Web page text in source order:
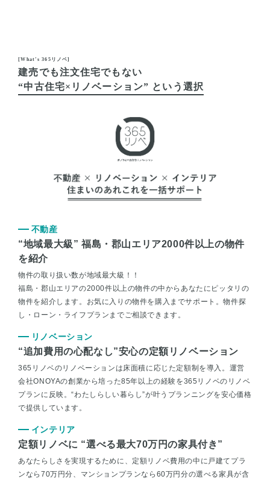
[What’s 365リノベ]
建売でも注文住宅でもない
“中古住宅×リノベーション” という選択
不動産
“地域最大級” 福島・郡山エリア2000件以上の物件
を紹介
物件の取り扱い数が地域最大級！！
福島・郡山エリアの2000件以上の物件の中からあなたにピッタリの
物件を紹介します。お気に入りの物件を購入までサポート。物件探
し・ローン・ライフプランまでご相談できます。
リノベーション
“追加費用の心配なし”安心の定額リノベーション
365リノベのリノベーションは床面積に応じた定額制を導入。運営
会社ONOYAの創業から培った85年以上の経験を365リノベのリノベ
プランに反映。“わたしらしい暮らし”が叶うプランニングを安心価格
で提供しています。
インテリア
定額リノベに “選べる最大70万円の家具付き”
あなたらしさを実現するために、定額リノベ費用の中に戸建てプラ
ンなら70万円分、マンションプランなら60万円分の選べる家具が含